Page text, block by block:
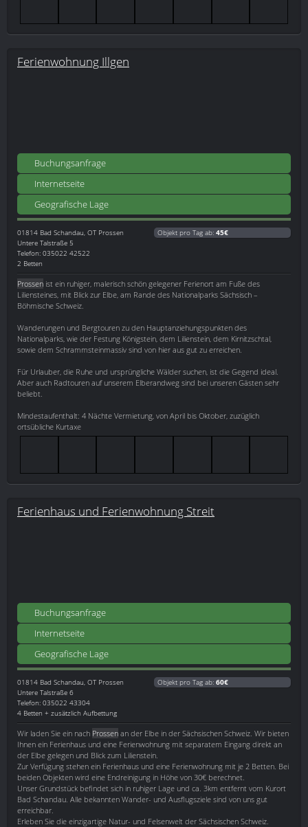
Ferienwohnung Illgen
Buchungsanfrage
Internetseite
Geografische Lage
01814 Bad Schandau, OT Prossen
Untere Talstraße 5
Telefon: 035022 42522
2 Betten
Objekt pro Tag ab: 45€
Prossen ist ein ruhiger, malerisch schön gelegener Ferienort am Fuße des
Liliensteines, mit Blick zur Elbe, am Rande des Nationalparks Sächsisch –
Böhmische Schweiz.
Wanderungen und Bergtouren zu den Hauptanziehungspunkten des
Nationalparks, wie der Festung Königstein, dem Lilienstein, dem Kirnitzschtal,
sowie dem Schrammsteinmassiv sind von hier aus gut zu erreichen.
Für Urlauber, die Ruhe und ursprüngliche Wälder suchen, ist die Gegend ideal.
Aber auch Radtouren auf unserem Elberandweg sind bei unseren Gästen sehr
beliebt.
Mindestaufenthalt: 4 Nächte Vermietung, von April bis Oktober, zuzüglich
ortsübliche Kurtaxe
Ferienhaus und Ferienwohnung Streit
Buchungsanfrage
Internetseite
Geografische Lage
01814 Bad Schandau, OT Prossen
Untere Talstraße 6
Telefon: 035022 43304
4 Betten + zusätzlich Aufbettung
Objekt pro Tag ab: 60€
Wir laden Sie ein nach Prossen an der Elbe in der Sächsischen Schweiz. Wir bieten
Ihnen ein Ferienhaus und eine Ferienwohnung mit separatem Eingang direkt an
der Elbe gelegen und Blick zum Lilienstein.
Zur Verfügung stehen ein Ferienhaus und eine Ferienwohnung mit je 2 Betten. Bei
beiden Objekten wird eine Endreinigung in Höhe von 30€ berechnet.
Unser Grundstück befindet sich in ruhiger Lage und ca. 3km entfernt vom Kurort
Bad Schandau. Alle bekannten Wander- und Ausflugsziele sind von uns gut
erreichbar.
Erleben Sie die einzigartige Natur- und Felsenwelt der Sächsischen Schweiz.